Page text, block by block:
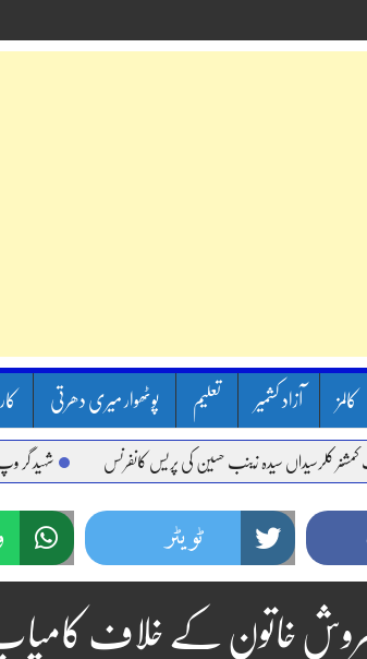
کالمز آزاد کشمیر تعلیم پوٹھوار میری دھرتی
کلرسیداں سیدہ زینب حسین کی پریس کانفرنس شہید گر وپ
ٹویٹر
فروش خاتون کے خلاف